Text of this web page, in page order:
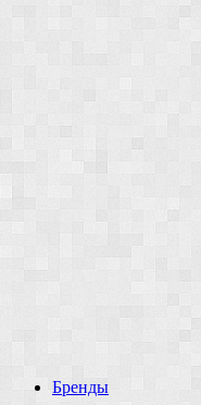
Бренды